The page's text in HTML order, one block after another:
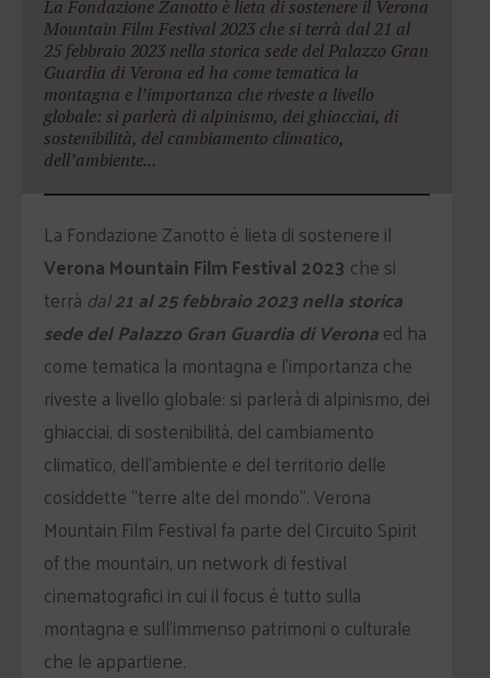
La Fondazione Zanotto è lieta di sostenere il Verona
Mountain Film Festival 2023 che si terrà dal 21 al
25 febbraio 2023 nella storica sede del Palazzo Gran
Guardia di Verona ed ha come tematica la
montagna e l’importanza che riveste a livello
globale: si parlerà di alpinismo, dei ghiacciai, di
sostenibilità, del cambiamento climatico,
dell’ambiente...
La Fondazione Zanotto è lieta di sostenere il
Verona Mountain Film Festival 2023 che si
terrà dal21 al 25 febbraio 2023 nella storica
sede del Palazzo Gran Guardia di Veronaed ha
come tematica la montagna e l’importanza che
riveste a livello globale: si parlerà di alpinismo, dei
ghiacciai, di sostenibilità, del cambiamento
climatico, dell’ambiente e del territorio delle
cosiddette “terre alte del mondo”. Verona
Mountain Film Festival fa parte del Circuito Spirit
of the mountain, un network di festival
cinematografici in cui il focus è tutto sulla
montagna e sull’immenso patrimoni o culturale
che le appartiene.